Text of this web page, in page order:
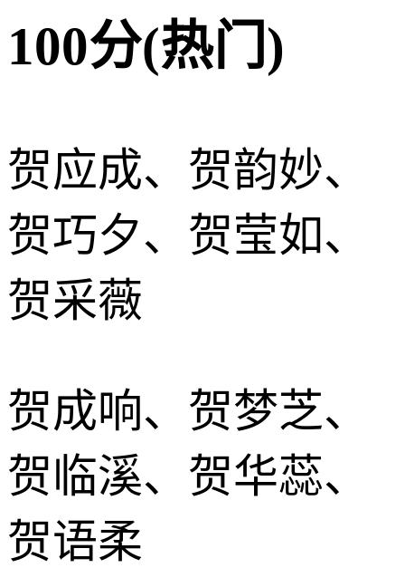
100分(热门)
贺应成、贺韵妙、
贺巧夕、贺莹如、
贺采薇
贺成响、贺梦芝、
贺临溪、贺华蕊、
贺语柔